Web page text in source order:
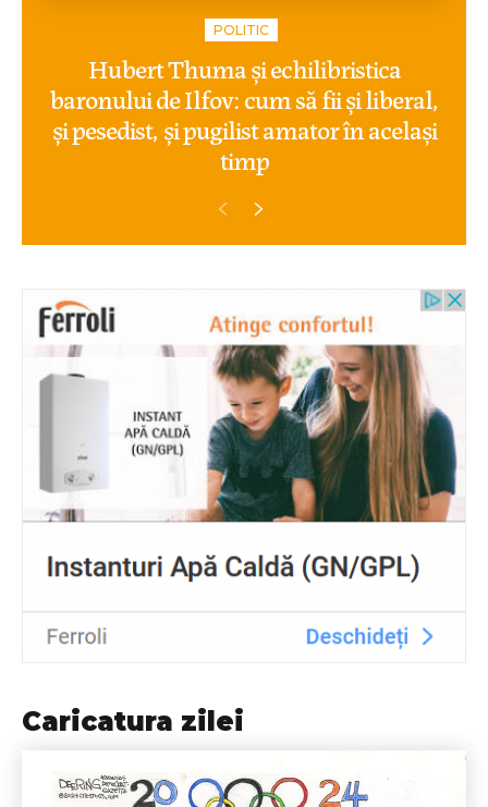
POLITIC
Hubert Thuma și echilibristica
baronului de Ilfov: cum să fii și liberal,
și pesedist, și pugilist amator în același
timp
Caricatura zilei